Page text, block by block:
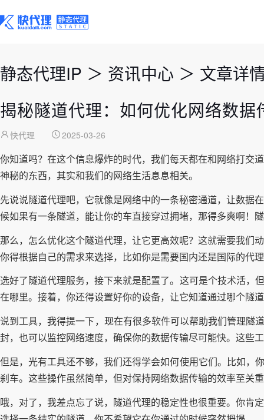
静态代理IP ＞ 资讯中心 ＞ 文章详
揭秘隧道代理：如何优化网络数据
快代理 2025-03-26
你知道吗？在这个信息爆炸的时代，我们每天都在和网络打交
神秘的东西，其实和我们的网络生活息息相关。
先说说隧道代理吧，它就像是网络中的一条秘密通道，让数据
候如果有一条隧道，能让你的车直接穿过拥堵，那得多爽啊！
那么，怎么优化这个隧道代理，让它更高效呢？这就需要我们
你得根据自己的需求来选择，比如你是需要国内还是国际的代
选好了隧道代理服务，接下来就是配置了。这可是个技术活，
在哪里。接着，你还得设置好你的设备，让它知道通过哪个隧
说到工具，我得提一下，现在有很多软件可以帮助我们管理隧
封，也可以监控网络速度，确保你的数据传输尽可能快。这些
但是，光有工具还不够，我们还得学会如何使用它们。比如，
刹车。这些操作虽然简单，但对保持网络数据传输的效率至关
哦，对了，我差点忘了说，隧道代理的稳定性也很重要。你肯